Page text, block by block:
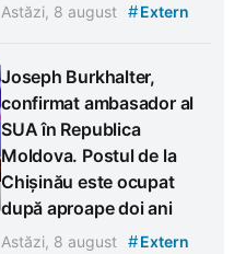
Astăzi, 8 august #Extern
Joseph Burkhalter,
confirmat ambasador al
SUA în Republica
Moldova. Postul de la
Chișinău este ocupat
după aproape doi ani
Astăzi, 8 august #Extern